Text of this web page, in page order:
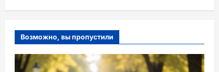
Возможно, вы пропустили